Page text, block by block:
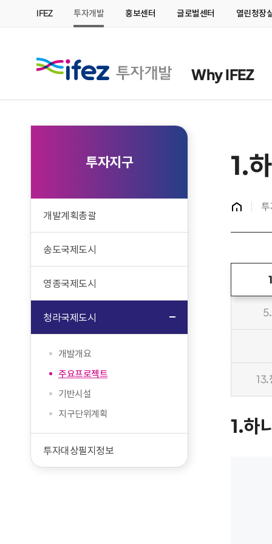
IFEZ 투자개발 홍보센터 글로벌센터 열린청장
Why IFEZ
투자지구
개발계획총괄
송도국제도시
영종국제도시
청라국제도시
개발개요
주요프로젝트
기반시설
지구단위계획
투자대상필지정보
1.
13.
1.하